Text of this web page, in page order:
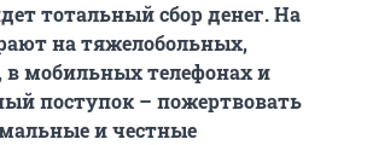
тотальный сбор денег. На
на тяжелобольных,
мобильных телефонах и
поступок – пожертвовать
и честные